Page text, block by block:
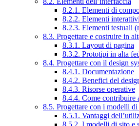
8.2.1. Elementi di
8.2.2. Elementi interattivi
8.2.3. Elementi testuali
8.3. Progettare e costruire in
8.3.1. Layout di pagina
8.3.2. Prototipi in alta
8.4. Progettare con il design
8.4.1. Documentazione
8.4.2. Benefici del
8.4.3. Risorse operative
8.4.4. Come contribuire
8.5. Progettare con i modelli
8.5.1. Vantaggi
8.5.2. I modelli di sito e